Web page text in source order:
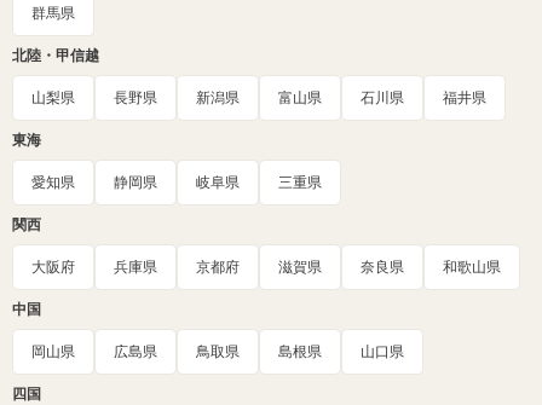
群馬県
北陸・甲信越
山梨県 長野県 新潟県 富山県 石川県 福井県
東海
愛知県 静岡県 岐阜県 三重県
関西
大阪府 兵庫県 京都府 滋賀県 奈良県 和歌山県
中国
岡山県 広島県 鳥取県 島根県 山口県
四国